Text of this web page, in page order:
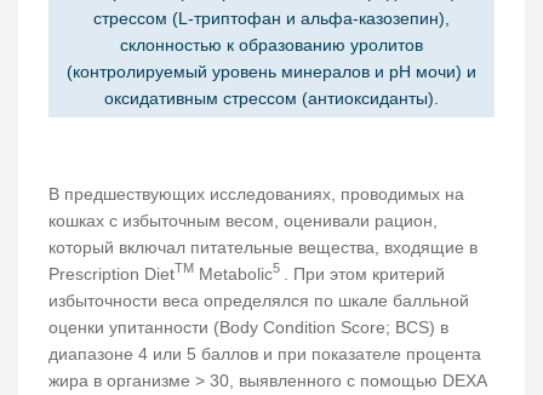
стрессом (L-триптофан и альфа-казозепин),
склонностью к образованию уролитов
(контролируемый уровень минералов и pH мочи) и
оксидативным стрессом (антиоксиданты).
В предшествующих исследованиях, проводимых на
кошках с избыточным весом, оценивали рацион,
который включал питательные вещества, входящие в
Prescription DietTM Metabolic5
. При этом критерий
избыточности веса определялся по шкале балльной
оценки упитанности (Body Condition Score; BCS) в
диапазоне 4 или 5 баллов и при показателе процента
жира в организме > 30, выявленного с помощью DEXA